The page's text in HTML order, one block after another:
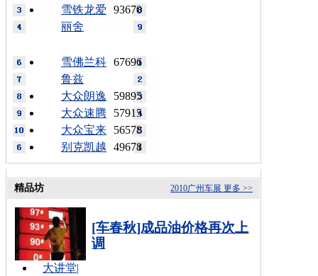
93670
雪铁龙爱
丽舍
67696
雪佛兰科
鲁兹
59895
大众朗逸
57915
大众速腾
56578
大众宝来
49678
别克凯越
更多 >>
2010广州车展
精品坊
[车春秋]成品油价格再次上
调
大讲堂|